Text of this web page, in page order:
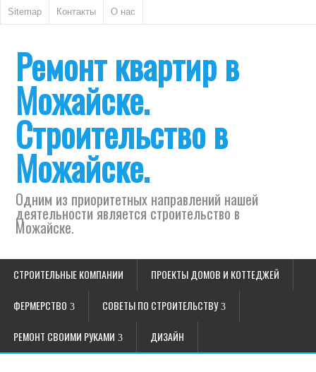
Sitemap Контакты О нас
Ремонт квартир в
Можайске.
Строительство в
Можайске.
Одним из приоритетных направлений нашей
деятельности является строительство в
Можайске.
СТРОИТЕЛЬНЫЕ КОМПАНИИ ПРОЕКТЫ ДОМОВ И КОТТЕДЖЕЙ
ФЕРМЕРСТВО СОВЕТЫ ПО СТРОИТЕЛЬСТВУ
РЕМОНТ СВОИМИ РУКАМИ ДИЗАЙН